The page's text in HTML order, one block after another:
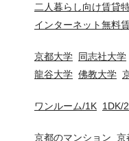
二人暮らし向け賃貸
インターネット無料
京都大学 同志社大学
龍谷大学 佛教大学
ワンルーム/1K 1DK/
京都のマンション 京